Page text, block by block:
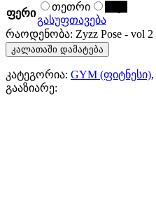
ფერი
თეთრი
გასუფთავება
რაოდენობა: Zyzz Pose - vol 2
კალათაში დამატება
კატეგორია: GYM (ფიტნესი),
გააზიარე: